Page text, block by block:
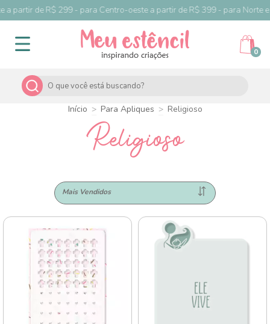
de R$ 299 - para Centro-oeste a partir de R$ 399 - para Norte e
0
Início > Para Apliques > Religioso
Religioso